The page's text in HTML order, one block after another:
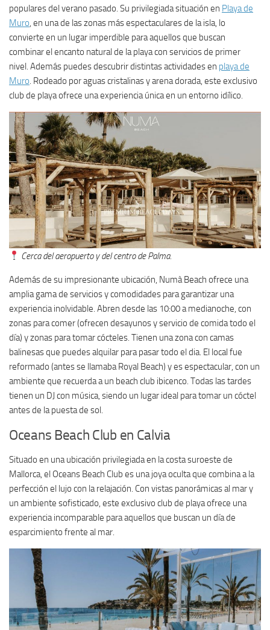
populares del verano pasado. Su privilegiada situación en Playa de
Muro , en una de las zonas más espectaculares de la isla, lo
convierte en un lugar imperdible para aquellos que buscan
combinar el encanto natural de la playa con servicios de primer
nivel. Además puedes descubrir distintas actividades en playa de
Muro . Rodeado por aguas cristalinas y arena dorada, este exclusivo
club de playa ofrece una experiencia única en un entorno idílico.
Cerca del aeropuerto y del centro de Palma.
Además de su impresionante ubicación, Numà Beach ofrece una
amplia gama de servicios y comodidades para garantizar una
experiencia inolvidable. Abren desde las 10:00 a medianoche, con
zonas para comer (ofrecen desayunos y servicio de comida todo el
día) y zonas para tomar cócteles. Tienen una zona con camas
balinesas que puedes alquilar para pasar todo el dia. El local fue
reformado (antes se llamaba Royal Beach) y es espectacular, con un
ambiente que recuerda a un beach club ibicenco. Todas las tardes
tienen un DJ con música, siendo un lugar ideal para tomar un cóctel
antes de la puesta de sol.
Oceans Beach Club en Calvia
Situado en una ubicación privilegiada en la costa suroeste de
Mallorca, el Oceans Beach Club es una joya oculta que combina a la
perfección el lujo con la relajación. Con vistas panorámicas al mar y
un ambiente sofisticado, este exclusivo club de playa ofrece una
experiencia incomparable para aquellos que buscan un día de
esparcimiento frente al mar.